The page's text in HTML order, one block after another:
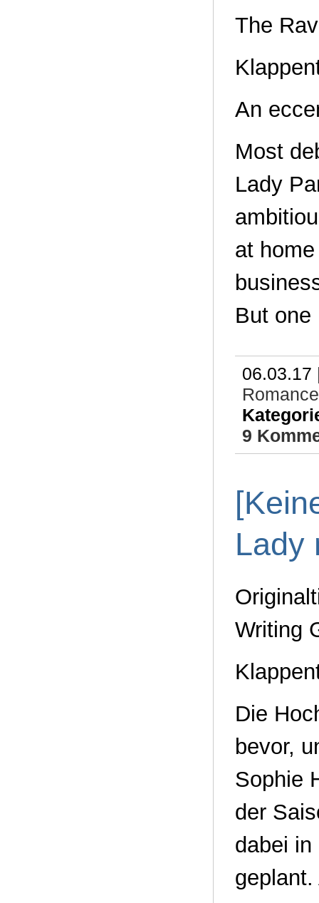
The
An
Most
Lady
at
But
Romance
9
Lady
Writing
Die
bevor,
Sophie
der
dabei